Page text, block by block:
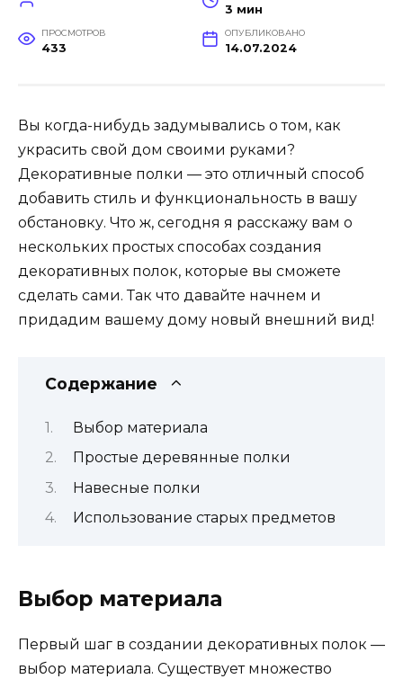
3 мин
ПРОСМОТРОВ
433
ОПУБЛИКОВАНО
14.07.2024
Вы когда-нибудь задумывались о том, как
украсить свой дом своими руками?
Декоративные полки — это отличный способ
добавить стиль и функциональность в вашу
обстановку. Что ж, сегодня я расскажу вам о
нескольких простых способах создания
декоративных полок, которые вы сможете
сделать сами. Так что давайте начнем и
придадим вашему дому новый внешний вид!
Содержание
Выбор материала
Простые деревянные полки
Навесные полки
Использование старых предметов
Выбор материала
Первый шаг в создании декоративных полок —
выбор материала. Существует множество